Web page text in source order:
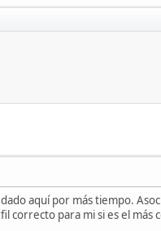
aquí por más tiempo.
correcto para mi si es el más